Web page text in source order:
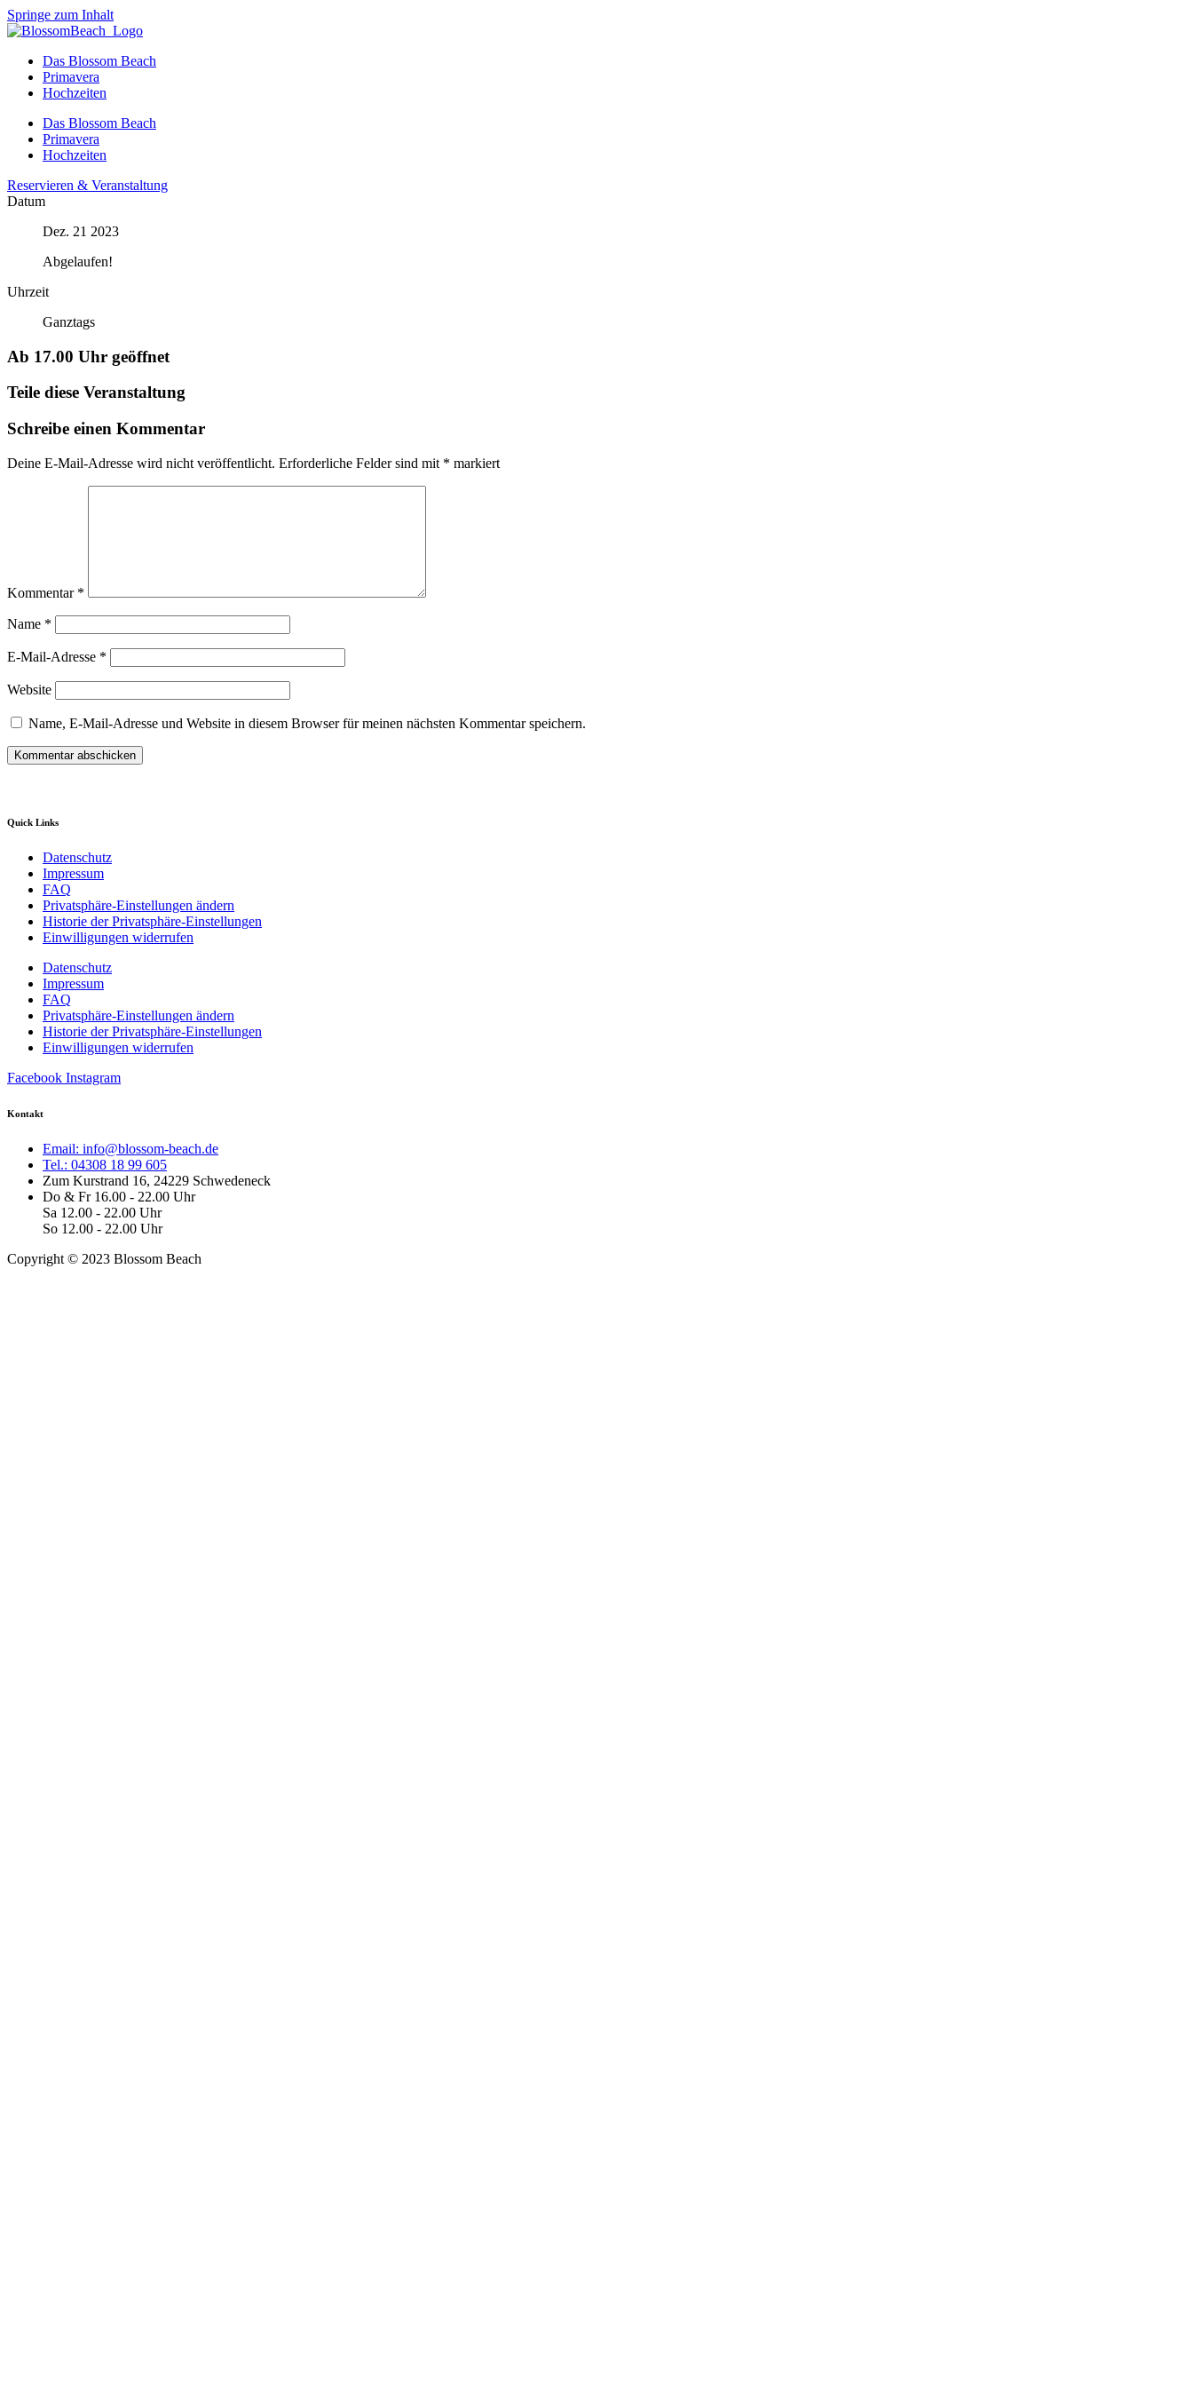
Springe zum Inhalt
Das Blossom Beach
Primavera
Hochzeiten
Das Blossom Beach
Primavera
Hochzeiten
Reservieren & Veranstaltung
Datum
Dez. 21 2023
Abgelaufen!
Uhrzeit
Ganztags
Ab 17.00 Uhr geöffnet
Teile diese Veranstaltung
Schreibe einen Kommentar
Deine E-Mail-Adresse wird nicht veröffentlicht. Erforderliche Felder sind mit * markiert
Kommentar *
Name *
E-Mail-Adresse *
Website
Name, E-Mail-Adresse und Website in diesem Browser für meinen nächsten Kommentar speichern.
Quick Links
Datenschutz
Impressum
FAQ
Privatsphäre-Einstellungen ändern
Historie der Privatsphäre-Einstellungen
Einwilligungen widerrufen
Datenschutz
Impressum
FAQ
Privatsphäre-Einstellungen ändern
Historie der Privatsphäre-Einstellungen
Einwilligungen widerrufen
Facebook Instagram
Kontakt
Email: info@blossom-beach.de
Tel.: 04308 18 99 605
Zum Kurstrand 16, 24229 Schwedeneck
Do & Fr 16.00 - 22.00 Uhr
Sa 12.00 - 22.00 Uhr
So 12.00 - 22.00 Uhr
Copyright © 2023 Blossom Beach